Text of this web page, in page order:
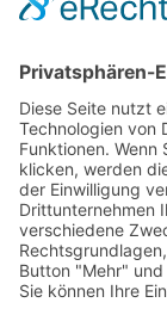
Neueste
Kooperation
PSV-
der Saison